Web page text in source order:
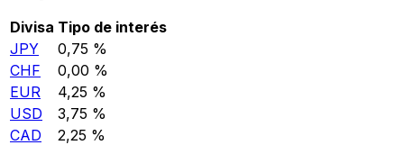
Divisa Tipo de interés
JPY
0,75 %
CHF
0,00 %
EUR
4,25 %
USD
3,75 %
CAD
2,25 %